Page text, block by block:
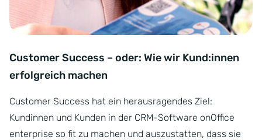
Customer Success – oder: Wie wir Kund:innen
erfolgreich machen
Customer Success hat ein herausragendes Ziel:
Kundinnen und Kunden in der CRM-Software onOffice
enterprise so fit zu machen und auszustatten, dass sie